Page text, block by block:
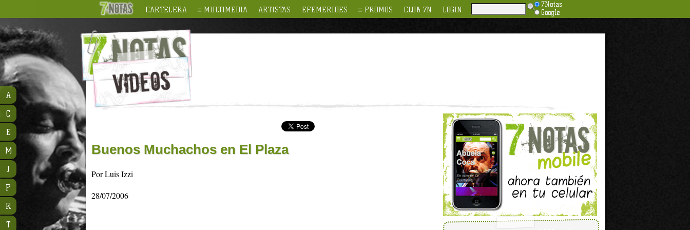
CARTELERA MULTIMEDIA ARTISTAS EFEMERIDES PROMOS CLUB 7N LOGIN
7Notas
Google
Buenos Muchachos en El Plaza
Por Luis Izzi
28/07/2006
A
C
E
M
J
P
R
T